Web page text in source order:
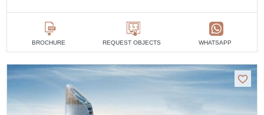
BROCHURE REQUEST OBJECTS WHATSAPP